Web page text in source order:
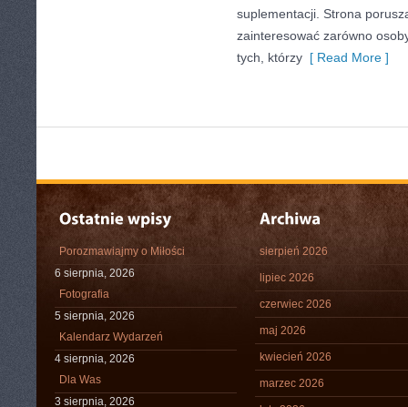
suplementacji. Strona
zainteresować zarówno
tych, którzy [ Read More ]
Porozmawiajmy o Miłości
6 sierpnia, 2026
Fotografia
5 sierpnia, 2026
Kalendarz Wydarzeń
4 sierpnia, 2026
Dla Was
3 sierpnia, 2026
sierpień 2026
lipiec 2026
czerwiec 2026
maj 2026
kwiecień 2026
marzec 2026